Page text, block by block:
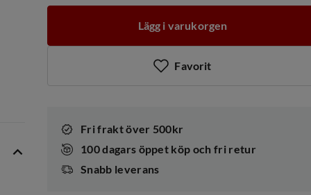
Lägg i varukorgen
Favorit
Fri frakt över 500kr
100 dagars öppet köp och fri retur
Snabb leverans